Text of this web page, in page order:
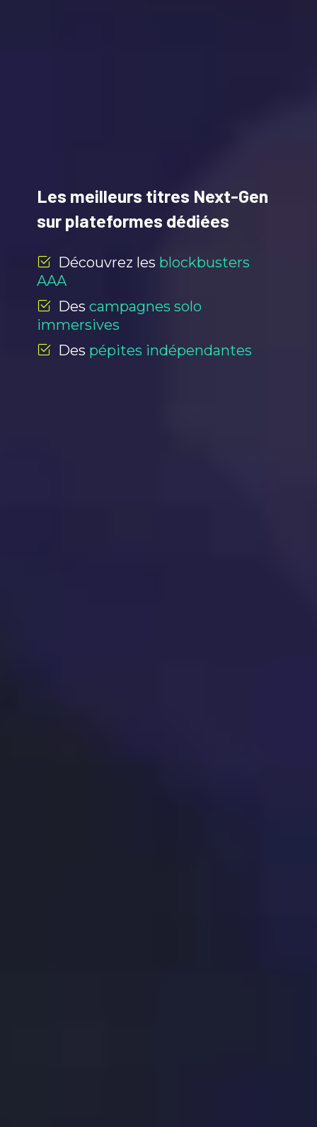
Les meilleurs titres Next-Gen
sur plateformes dédiées
Découvrez les blockbusters
AAA
Des campagnes solo
immersives
Des pépites indépendantes